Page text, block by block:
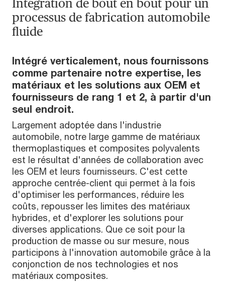
Intégration de bout en bout pour un
processus de fabrication automobile
fluide
Intégré verticalement, nous fournissons
comme partenaire notre expertise, les
matériaux et les solutions aux OEM et
fournisseurs de rang 1 et 2, à partir d'un
seul endroit.
Largement adoptée dans l'industrie
automobile, notre large gamme de matériaux
thermoplastiques et composites polyvalents
est le résultat d'années de collaboration avec
les OEM et leurs fournisseurs. C'est cette
approche centrée-client qui permet à la fois
d'optimiser les performances, réduire les
coûts, repousser les limites des matériaux
hybrides, et d'explorer les solutions pour
diverses applications. Que ce soit pour la
production de masse ou sur mesure, nous
participons à l'innovation automobile grâce à la
conjonction de nos technologies et nos
matériaux composites.